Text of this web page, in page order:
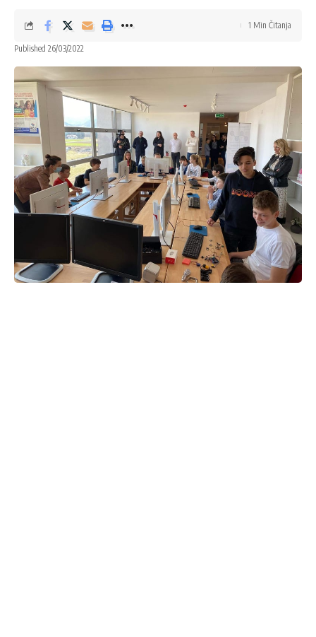
Published 26/03/2022
1 Min Čitanja